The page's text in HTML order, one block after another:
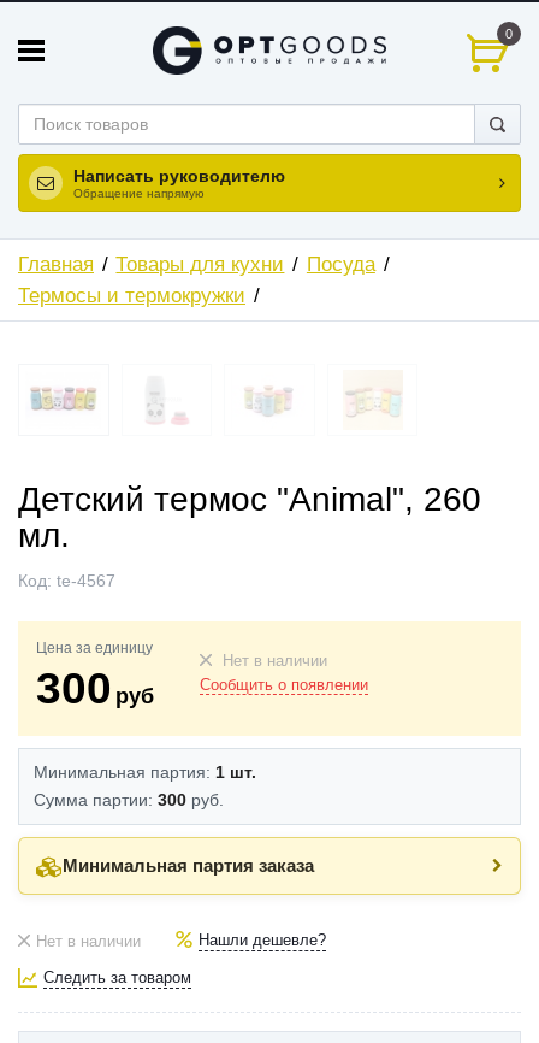
0
Написать руководителю
Обращение напрямую
Главная Товары для кухни
Посуда
Термосы и термокружки
Детский термос "Animal", 260
мл.
Код: te-4567
Цена за единицу
300 руб
Нет в наличии
Сообщить о появлении
Минимальная партия: 1 шт.
Сумма партии: 300 руб.
Минимальная партия заказа
Нет в наличии Нашли дешевле?
Следить за товаром